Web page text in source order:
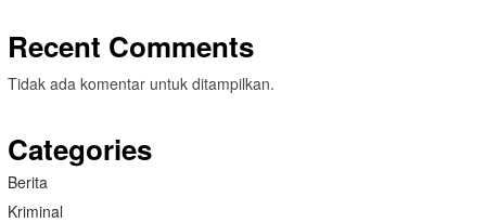
Recent Comments
Tidak ada komentar untuk ditampilkan.
Categories
Berita
Kriminal